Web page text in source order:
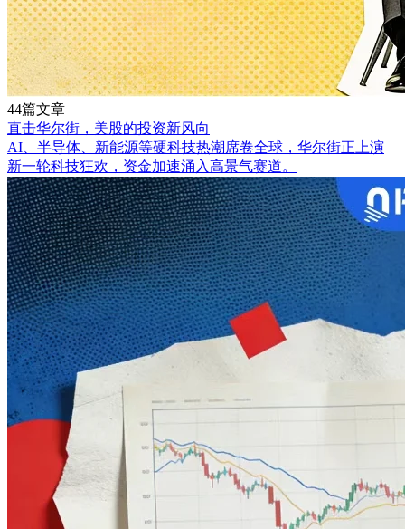
44篇文章
直击华尔街，美股的投资新风向
AI、半导体、新能源等硬科技热潮席卷全球，华尔街正上演
新一轮科技狂欢，资金加速涌入高景气赛道。